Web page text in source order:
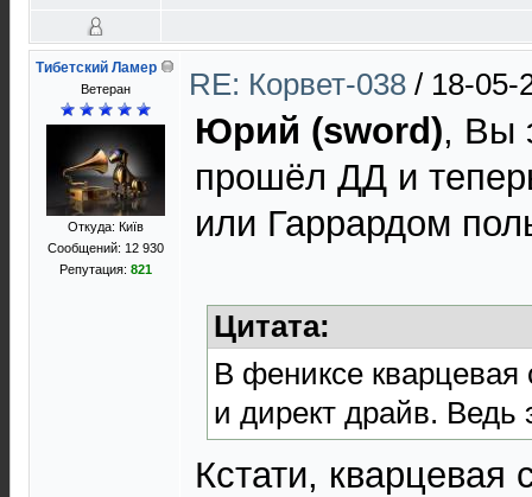
Тибетский Ламер
Ветеран
Откуда: Київ
Сообщений: 12 930
Репутация: 821
RE: Корвет-038 / 18-05-
Юрий (sword), Вы
прошёл ДД и
или Гаррардом
Цитата:
В фениксе
и директ драйв. Ведь
Кстати, кварцевая